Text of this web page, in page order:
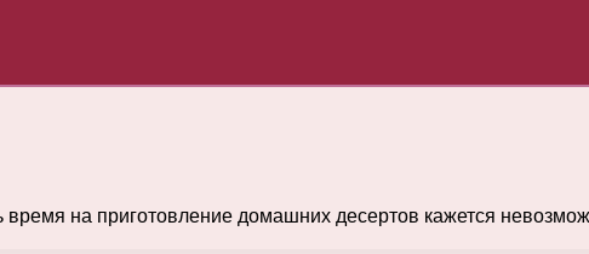
время на приготовление домашних десертов кажется